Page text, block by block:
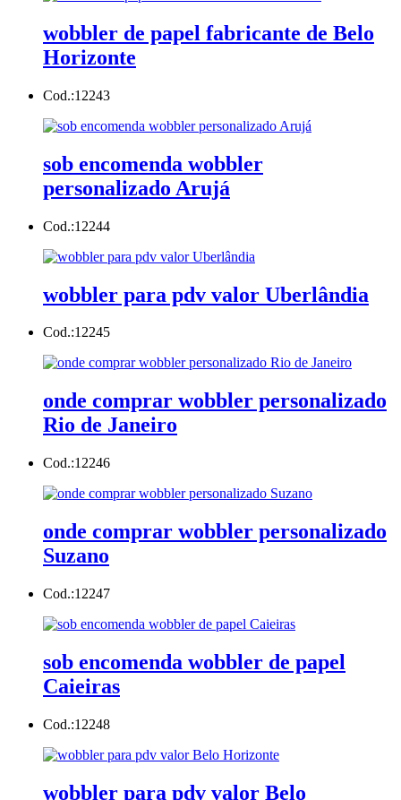
wobbler de papel fabricante de Belo
Horizonte
Cod.:12243
sob encomenda wobbler
personalizado Arujá
Cod.:12244
wobbler para pdv valor Uberlândia
Cod.:12245
onde comprar wobbler personalizado
Rio de Janeiro
Cod.:12246
onde comprar wobbler personalizado
Suzano
Cod.:12247
sob encomenda wobbler de papel
Caieiras
Cod.:12248
wobbler para pdv valor Belo